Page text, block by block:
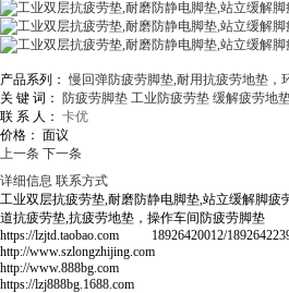
产品系列： 慢回弹防疲劳脚垫,耐用抗疲劳地垫，
关 键 词：
防疲劳脚垫 工业防疲劳垫 缓解疲劳地
联 系 人： 卡优
价格： 面议
上一条 下一条
详细信息 联系方式
工业双层抗疲劳垫,耐磨防静电脚垫,站立缓解脚
道抗疲劳垫,抗疲劳地垫，操作车间防疲劳脚垫
https://lzjtd.taobao.com 18926420012/
http://www.szlongzhijing.com
http://www.888bg.com
https://lzj888bg.1688.com